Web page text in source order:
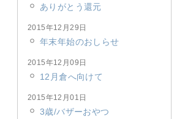
ありがとう還元
2015年12月29日
年末年始のおしらせ
2015年12月09日
12月倉へ向けて
2015年12月01日
3歳/バザーおやつ